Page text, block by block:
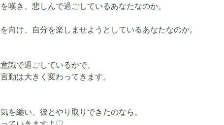
嘆き、悲しんで過ごしているあなたなのか。
向け、自分を楽しませようとしているあなたなのか。
識で過ごしているかで、
動は大きく変わってきます。
を纏い、彼とやり取りできたのなら。